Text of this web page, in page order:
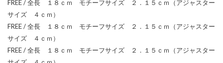
FREE / 全長 １８ｃｍ モチーフサイズ ２．１５ｃｍ（アジャスター
サイズ ４ｃｍ）
FREE / 全長 １８ｃｍ モチーフサイズ ２．１５ｃｍ（アジャスター
サイズ ４ｃｍ）
FREE / 全長 １８ｃｍ モチーフサイズ ２．１５ｃｍ（アジャスター